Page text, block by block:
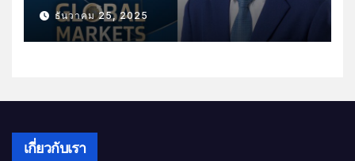
ธันวาคม 25, 2025
เกี่ยวกับเรา